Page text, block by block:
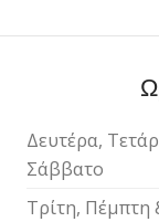
Δευτέρα,
Σάββατο
Τρίτη, Πέμπτη